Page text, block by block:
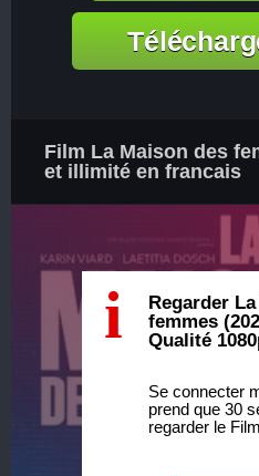
Film La Maison des
et illimité en francais
i
Regarder
femmes
Qualité
Se connecter
prend que 30
regarder le